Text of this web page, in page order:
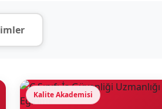
Kalite Akademisi